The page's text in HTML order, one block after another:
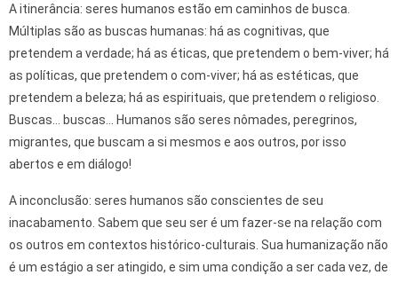
A itinerância: seres humanos estão em caminhos de busca.
Múltiplas são as buscas humanas: há as cognitivas, que
pretendem a verdade; há as éticas, que pretendem o bem-viver; há
as políticas, que pretendem o com-viver; há as estéticas, que
pretendem a beleza; há as espirituais, que pretendem o religioso.
Buscas… buscas… Humanos são seres nômades, peregrinos,
migrantes, que buscam a si mesmos e aos outros, por isso
abertos e em diálogo!
A inconclusão: seres humanos são conscientes de seu
inacabamento. Sabem que seu ser é um fazer-se na relação com
os outros em contextos histórico-culturais. Sua humanização não
é um estágio a ser atingido, e sim uma condição a ser cada vez, de